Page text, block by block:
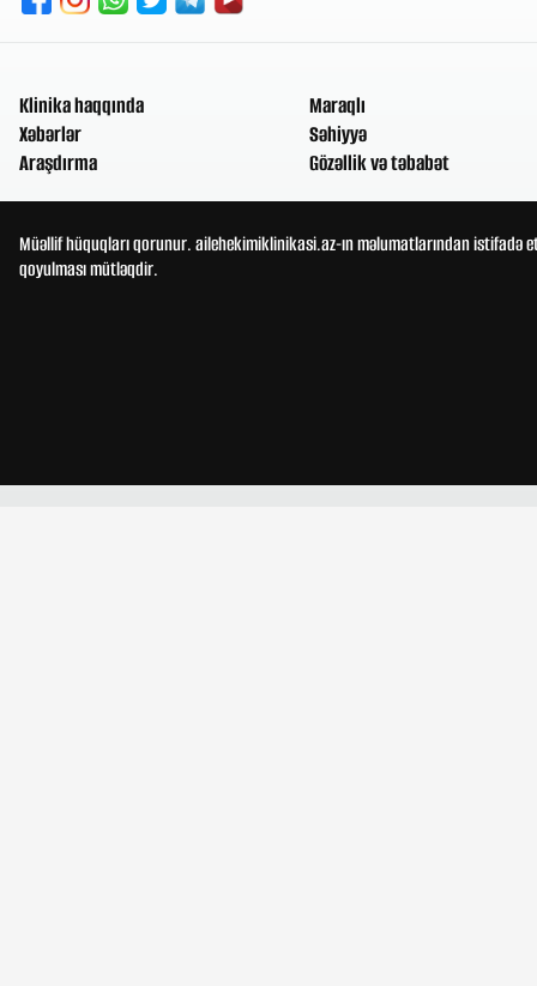
Klinika haqqında
Xəbərlər
Araşdırma
Maraqlı
Səhiyyə
Gözəllik və təbabət
Müəllif hüquqları qorunur. ailehekimiklinikasi.az-ın məlumatlarından
qoyulması mütləqdir.